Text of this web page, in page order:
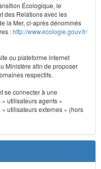
Écologique, le
des Relations avec les
la Mer, ci-après dénommés
:http://www.ecologie.gouv.fr/
ou plateforme internet
Ministère afin de proposer
respectifs.
se connecter à une
utilisateurs agents »
utilisateurs externes » (hors